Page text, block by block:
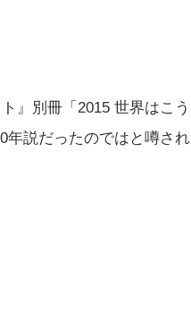
』別冊「2015 世界はこう
年説だったのではと噂され